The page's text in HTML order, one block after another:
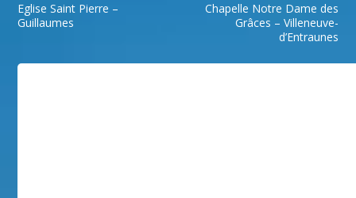
Eglise Saint Pierre –
Guillaumes
Chapelle Notre Dame des
Grâces – Villeneuve-
d’Entraunes